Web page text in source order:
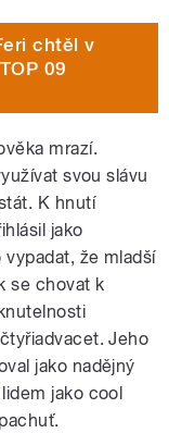
chtěl v
09
mrazí.
svou slávu
K hnutí
jako
že mladší
se chovat k
Jeho
jako nadějný
jako cool